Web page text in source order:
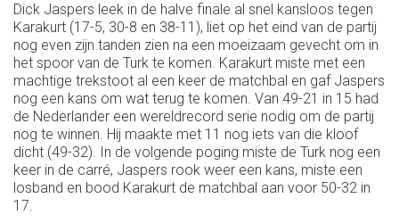
Dick Jaspers leek in de halve finale al snel kansloos tegen
Karakurt (17-5, 30-8 en 38-11), liet op het eind van de partij
nog even zijn tanden zien na een moeizaam gevecht om in
het spoor van de Turk te komen. Karakurt miste met een
machtige trekstoot al een keer de matchbal en gaf Jaspers
nog een kans om wat terug te komen. Van 49-21 in 15 had
de Nederlander een wereldrecord serie nodig om de partij
nog te winnen. Hij maakte met 11 nog iets van die kloof
dicht (49-32). In de volgende poging miste de Turk nog een
keer in de carré, Jaspers rook weer een kans, miste een
losband en bood Karakurt de matchbal aan voor 50-32 in
17.